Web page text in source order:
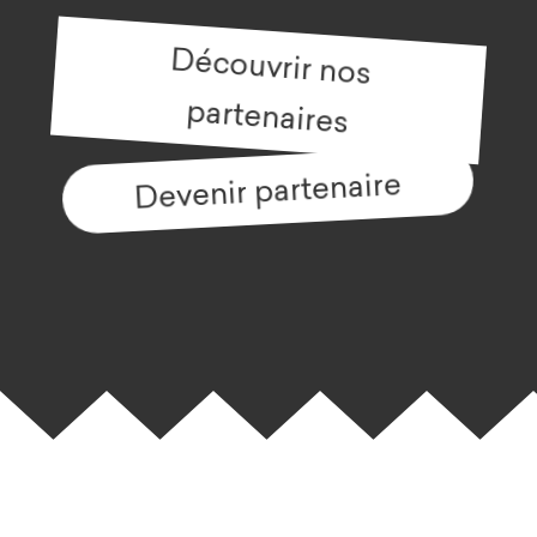
Découvrir nos
partenaires
Devenir partenaire